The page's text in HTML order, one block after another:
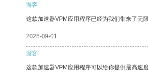
游客
这款加速器VPM应用程序已经为我们带来了无
2025-09-01
游客
这款加速器VPM应用程序可以给你提供最高速